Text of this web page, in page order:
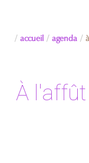
accueil agenda
À